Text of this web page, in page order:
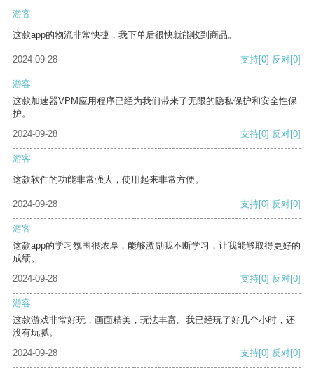
游客
这款app的物流非常快捷，我下单后很快就能收到商品。
2024-09-28 支持[0] 反对[0]
游客
这款加速器VPM应用程序已经为我们带来了无限的隐私保护和安全性保
护。
2024-09-28
支持[0] 反对[0]
游客
这款软件的功能非常强大，使用起来非常方便。
2024-09-28 支持[0] 反对[0]
游客
这款app的学习氛围很浓厚，能够激励我不断学习，让我能够取得更好的
成绩。
2024-09-28
支持[0] 反对[0]
游客
这款游戏非常好玩，画面精美，玩法丰富。我已经玩了好几个小时，还
没有玩腻。
2024-09-28
支持[0] 反对[0]